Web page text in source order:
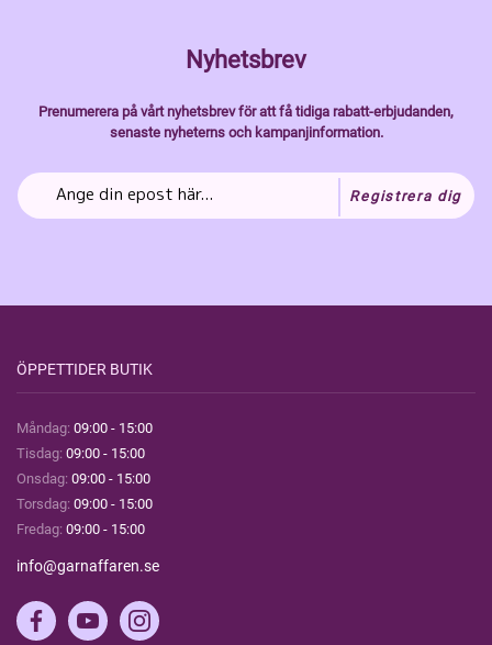
Nyhetsbrev
Prenumerera på vårt nyhetsbrev för att få tidiga rabatt-erbjudanden,
senaste nyheterns och kampanjinformation.
Registrera dig
ÖPPETTIDER BUTIK
Måndag: 09:00 - 15:00
Tisdag: 09:00 - 15:00
Onsdag: 09:00 - 15:00
Torsdag: 09:00 - 15:00
Fredag: 09:00 - 15:00
info@garnaffaren.se